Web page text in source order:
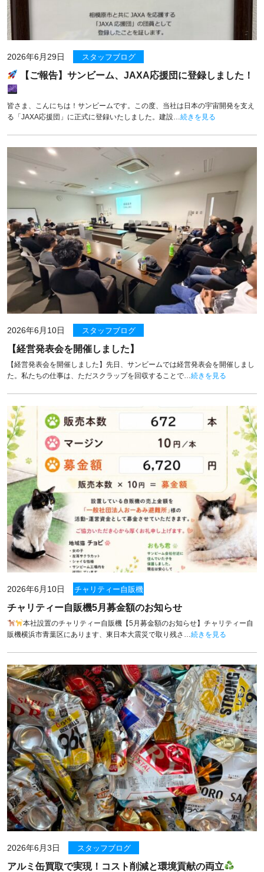
2026年6月29日 スタッフブログ
【ご報告】サンビーム、JAXA応援団に登録しました！
皆さま、こんにちは！サンビームです。この度、当社は日本の宇宙開発を支え
る「JAXA応援団」に正式に登録いたしました。建設… 続きを見る
2026年6月10日 スタッフブログ
【経営発表会を開催しました】
【経営発表会を開催しました】先日、サンビームでは経営発表会を開催しまし
た。私たちの仕事は、ただスクラップを回収することで… 続きを見る
2026年6月10日 チャリティー自販機
チャリティー自販機5月募金額のお知らせ
本社設置のチャリティー自販機【5月募金額のお知らせ】チャリティー自
販機横浜市青葉区にあります、東日本大震災で取り残さ… 続きを見る
2026年6月3日 スタッフブログ
アルミ缶買取で実現！コスト削減と環境貢献の両立